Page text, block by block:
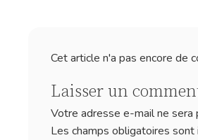
Cet article n'a pas encore de
Laisser un
Votre adresse e-mail ne sera
Les champs obligatoires sont